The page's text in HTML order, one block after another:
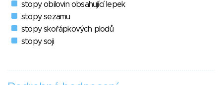
stopy obilovin obsahující lepek
stopy sezamu
stopy skořápkových plodů
stopy soji